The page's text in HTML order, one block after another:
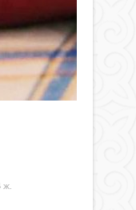
ж.